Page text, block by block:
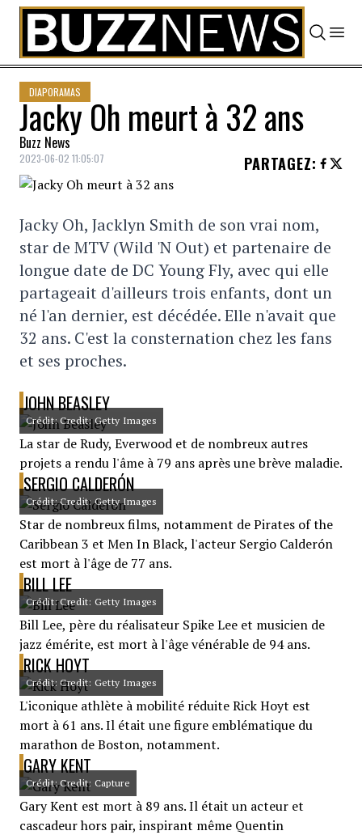
Skip to content
DIAPORAMAS
Jacky Oh meurt à 32 ans
Buzz News
2023-06-02 11:05:07 PARTAGEZ:
Jacky Oh, Jacklyn Smith de son vrai nom,
star de MTV (Wild 'N Out) et partenaire de
longue date de DC Young Fly, avec qui elle
partageait d'ailleurs trois enfants, dont un
né l'an dernier, est décédée. Elle n'avait que
32 ans. C'est la consternation chez les fans
et ses proches.
JOHN BEASLEY
Crédit: Credit: Getty Images
La star de Rudy, Everwood et de nombreux autres
projets a rendu l'âme à 79 ans après une brève maladie.
SERGIO CALDERÓN
Crédit: Credit: Getty Images
Star de nombreux films, notamment de Pirates of the
Caribbean 3 et Men In Black, l'acteur Sergio Calderón
est mort à l'âge de 77 ans.
BILL LEE
Crédit: Credit: Getty Images
Bill Lee, père du réalisateur Spike Lee et musicien de
jazz émérite, est mort à l'âge vénérable de 94 ans.
RICK HOYT
Crédit: Credit: Getty Images
L'iconique athlète à mobilité réduite Rick Hoyt est
mort à 61 ans. Il était une figure emblématique du
marathon de Boston, notamment.
GARY KENT
Crédit: Credit: Capture
Gary Kent est mort à 89 ans. Il était un acteur et
cascadeur hors pair, inspirant même Quentin